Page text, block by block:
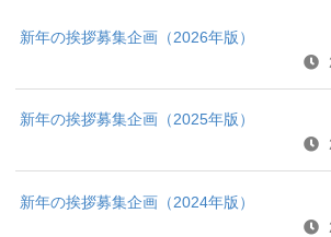
新年の挨拶募集企画（2026年版）
新年の挨拶募集企画（2025年版）
新年の挨拶募集企画（2024年版）